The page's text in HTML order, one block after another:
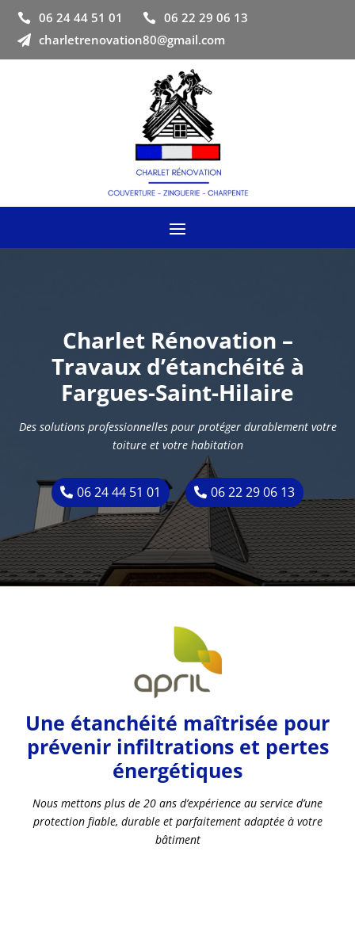
 06 24 44 51 01  06 22 29 06 13
 charletrenovation80@gmail.com
Charlet Rénovation –
Travaux d’étanchéité à
Fargues-Saint-Hilaire
Des solutions professionnelles pour protéger durablement votre
toiture et votre habitation
06 24 44 51 01 06 22 29 06 13
Une étanchéité maîtrisée pour
prévenir infiltrations et pertes
énergétiques
Nous mettons plus de 20 ans d’expérience au service d’une
protection fiable, durable et parfaitement adaptée à votre
bâtiment